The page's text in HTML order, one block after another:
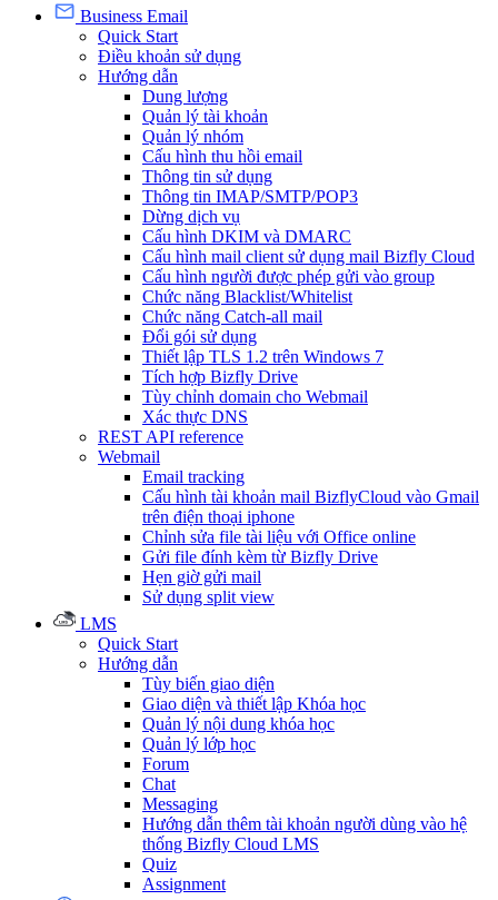
Business Email
Quick Start
Điều khoản sử dụng
Hướng dẫn
Dung lượng
Quản lý tài khoản
Quản lý nhóm
Cấu hình thu hồi email
Thông tin sử dụng
Thông tin IMAP/SMTP/POP3
Dừng dịch vụ
Cấu hình DKIM và DMARC
Cấu hình mail client sử dụng mail Bizfly Cloud
Cấu hình người được phép gửi vào group
Chức năng Blacklist/Whitelist
Chức năng Catch-all mail
Đổi gói sử dụng
Thiết lập TLS 1.2 trên Windows 7
Tích hợp Bizfly Drive
Tùy chỉnh domain cho Webmail
Xác thực DNS
REST API reference
Webmail
Email tracking
Cấu hình tài khoản mail BizflyCloud vào Gmail
trên điện thoại iphone
Chỉnh sửa file tài liệu với Office online
Gửi file đính kèm từ Bizfly Drive
Hẹn giờ gửi mail
Sử dụng split view
LMS
Quick Start
Hướng dẫn
Tùy biến giao diện
Giao diện và thiết lập Khóa học
Quản lý nội dung khóa học
Quản lý lớp học
Forum
Chat
Messaging
Hướng dẫn thêm tài khoản người dùng vào hệ
thống Bizfly Cloud LMS
Quiz
Assignment